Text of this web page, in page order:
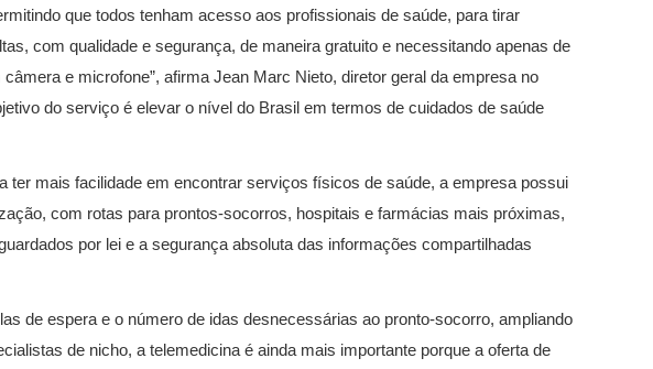
que todos tenham acesso aos profissionais de saúde, para tirar
com qualidade e segurança, de maneira gratuito e necessitando apenas de
e microfone”, afirma Jean Marc Nieto, diretor geral da empresa no
do serviço é elevar o nível do Brasil em termos de cuidados de saúde
ter mais facilidade em encontrar serviços físicos de saúde, a empresa possui
com rotas para prontos-socorros, hospitais e farmácias mais próximas,
por lei e a segurança absoluta das informações compartilhadas
de espera e o número de idas desnecessárias ao pronto-socorro, ampliando
de nicho, a telemedicina é ainda mais importante porque a oferta de